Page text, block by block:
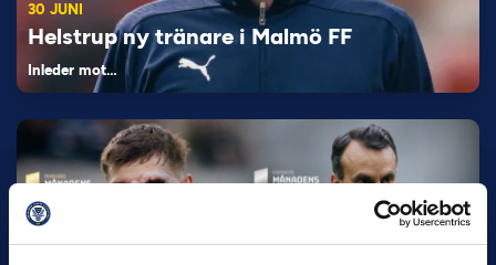
30 JUNI
Helstrup ny tränare i Malmö FF
Inleder mot…